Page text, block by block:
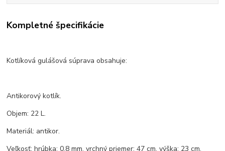
Kompletné špecifikácie
Kotlíková gulášová súprava obsahuje:
Antikorový kotlík.
Objem: 22 L.
Materiál: antikor.
Veľkosť: hrúbka: 0,8 mm, vrchný priemer: 47 cm, výška: 23 cm.